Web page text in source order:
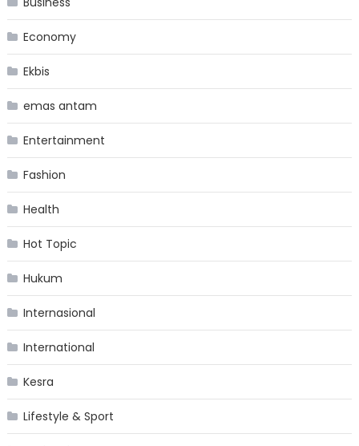
Economy
Ekbis
emas antam
Entertainment
Fashion
Health
Hot Topic
Hukum
Internasional
International
Kesra
Lifestyle & Sport